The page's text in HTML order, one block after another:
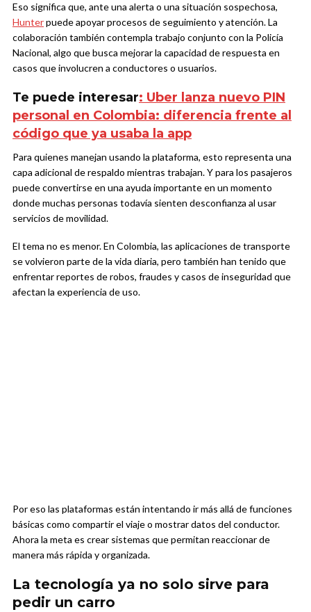
Eso significa que, ante una alerta o una situación sospechosa,
Hunterpuede apoyar procesos de seguimiento y atención. La
colaboración también contempla trabajo conjunto con la Policía
Nacional, algo que busca mejorar la capacidad de respuesta en
casos que involucren a conductores o usuarios.
Te puede interesar: Uber lanza nuevo PIN
personal en Colombia: diferencia frente al
código que ya usaba la app
Para quienes manejan usando la plataforma, esto representa una
capa adicional de respaldo mientras trabajan. Y para los pasajeros
puede convertirse en una ayuda importante en un momento
donde muchas personas todavía sienten desconfianza al usar
servicios de movilidad.
El tema no es menor. En Colombia, las aplicaciones de transporte
se volvieron parte de la vida diaria, pero también han tenido que
enfrentar reportes de robos, fraudes y casos de inseguridad que
afectan la experiencia de uso.
Por eso las plataformas están intentando ir más allá de funciones
básicas como compartir el viaje o mostrar datos del conductor.
Ahora la meta es crear sistemas que permitan reaccionar de
manera más rápida y organizada.
La tecnología ya no solo sirve para
pedir un carro